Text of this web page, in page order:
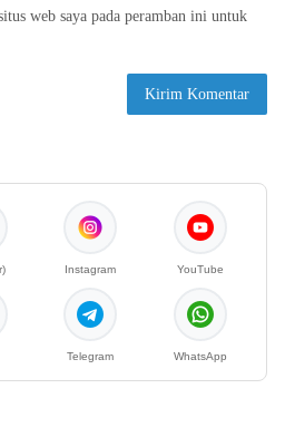
web saya pada peramban ini untuk
Instagram YouTube
Telegram WhatsApp